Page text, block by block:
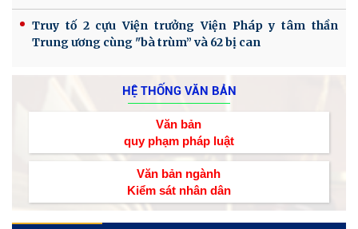
Truy tố 2 cựu Viện trưởng Viện Pháp y tâm thần
Trung ương cùng "bà trùm” và 62 bị can
HỆ THỐNG VĂN BẢN
Văn bản
quy phạm pháp luật
Văn bản ngành
Kiểm sát nhân dân